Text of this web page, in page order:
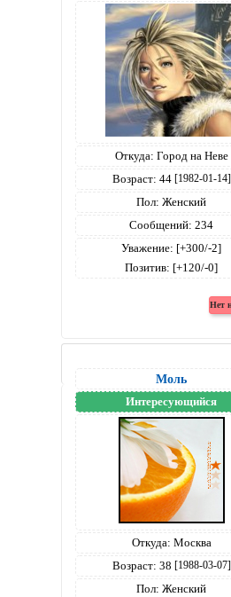
Откуда: Город на Неве
Возраст: 44 [1982-01-14]
Пол: Женский
Сообщений: 234
Уважение: [+300/-2]
Позитив: [+120/-0]
Моль
Интересующийся
Откуда: Москва
Возраст: 38 [1988-03-07]
Пол: Женский